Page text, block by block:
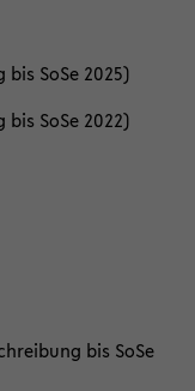
SoSe 2025)
SoSe 2022)
bis SoSe